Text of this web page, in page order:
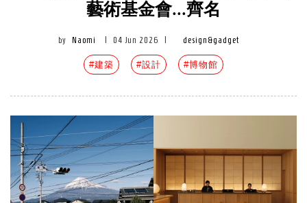
藝術基金會...齊名
by Naomi 04 Jun 2026 design&gadget
#建築 #設計 #博物館